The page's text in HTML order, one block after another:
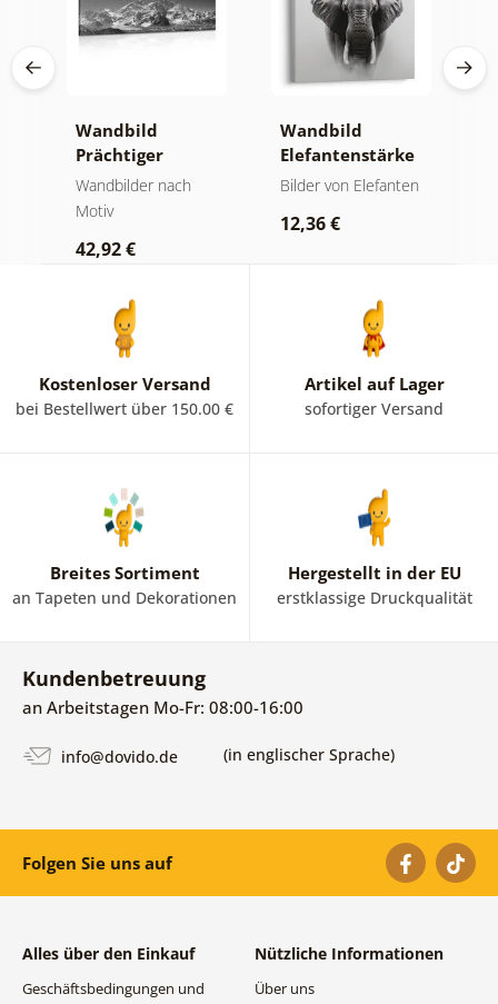
Wandbild
Prächtiger
Berggipfel in
Schwarz-Weiß
Wandbilder nach
Motiv
42,92 €
Wandbild
Elefantenstärke
und Ruhe
Bilder von Elefanten
12,36 €
Kostenloser Versand
bei Bestellwert über 150.00 €
Artikel auf Lager
sofortiger Versand
Breites Sortiment
an Tapeten und Dekorationen
Hergestellt in der EU
erstklassige Druckqualität
Kundenbetreuung
an Arbeitstagen Mo-Fr: 08:00-16:00
info@dovido.de (in englischer Sprache)
Folgen Sie uns auf
Alles über den Einkauf
Geschäftsbedingungen und
Nützliche Informationen
Über uns